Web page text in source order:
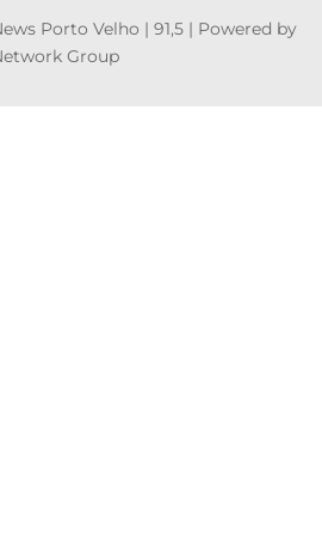
Porto Velho | 91,5 | Powered by
Group